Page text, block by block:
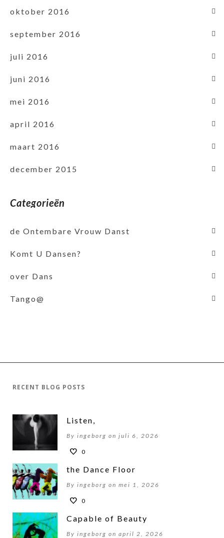
oktober 2016
september 2016
juli 2016
juni 2016
mei 2016
april 2016
maart 2016
december 2015
Categorieën
de Ontembare Vrouw Danst
Komt U Dansen?
over Dans
Tango@
RECENT BLOG POSTS
Listen,
By ingeborg on juli 6, 2026
0
the Dance Floor
By ingeborg on mei 1, 2026
0
Capable of Beauty
By ingeborg on april 2, 2026